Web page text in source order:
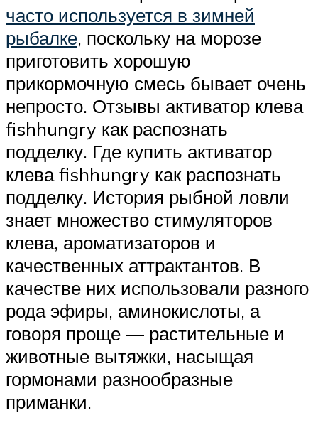
часто используется в зимней
рыбалке, поскольку на морозе
приготовить хорошую
прикормочную смесь бывает очень
непросто. Отзывы активатор клева
fishhungry как распознать
подделку. Где купить активатор
клева fishhungry как распознать
подделку. История рыбной ловли
знает множество стимуляторов
клева, ароматизаторов и
качественных аттрактантов. В
качестве них использовали разного
рода эфиры, аминокислоты, а
говоря проще — растительные и
животные вытяжки, насыщая
гормонами разнообразные
приманки.